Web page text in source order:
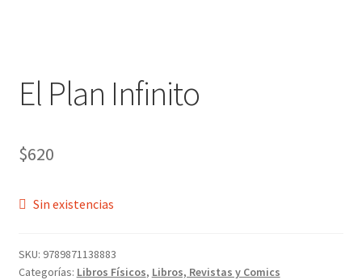
nosotros
novedades
El Plan Infinito
$620
Sin existencias
SKU: 9789871138883
Categorías: Libros Físicos, Libros, Revistas y Comics